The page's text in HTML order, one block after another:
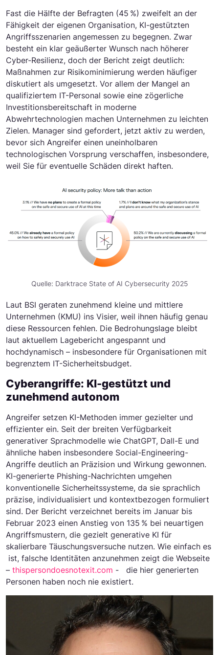
Fast die Hälfte der Befragten (45 %) zweifelt an der
Fähigkeit der eigenen Organisation, KI-gestützten
Angriffsszenarien angemessen zu begegnen. Zwar
besteht ein klar geäußerter Wunsch nach höherer
Cyber-Resilienz, doch der Bericht zeigt deutlich:
Maßnahmen zur Risikominimierung werden häufiger
diskutiert als umgesetzt. Vor allem der Mangel an
qualifiziertem IT-Personal sowie eine zögerliche
Investitionsbereitschaft in moderne
Abwehrtechnologien machen Unternehmen zu leichten
Zielen. Manager sind gefordert, jetzt aktiv zu werden,
bevor sich Angreifer einen uneinholbaren
technologischen Vorsprung verschaffen, insbesondere,
weil Sie für eventuelle Schäden direkt haften.
Quelle: Darktrace State of AI Cybersecurity 2025
Laut BSI geraten zunehmend kleine und mittlere
Unternehmen (KMU) ins Visier, weil ihnen häufig genau
diese Ressourcen fehlen. Die Bedrohungslage bleibt
laut aktuellem Lagebericht angespannt und
hochdynamisch – insbesondere für Organisationen mit
begrenztem IT-Sicherheitsbudget.
Cyberangriffe: KI-gestützt und
zunehmend autonom
Angreifer setzen KI-Methoden immer gezielter und
effizienter ein. Seit der breiten Verfügbarkeit
generativer Sprachmodelle wie ChatGPT, Dall-E und
ähnliche haben insbesondere Social-Engineering-
Angriffe deutlich an Präzision und Wirkung gewonnen.
KI-generierte Phishing-Nachrichten umgehen
konventionelle Sicherheitssysteme, da sie sprachlich
präzise, individualisiert und kontextbezogen formuliert
sind. Der Bericht verzeichnet bereits im Januar bis
Februar 2023 einen Anstieg von 135 % bei neuartigen
Angriffsmustern, die gezielt generative KI für
skalierbare Täuschungsversuche nutzen. Wie einfach es
ist, falsche Identitäten anzunehmen zeigt die Webseite
– thispersondoesnotexit.com - die hier generierten
Personen haben noch nie existiert.